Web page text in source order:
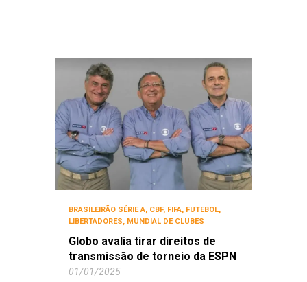
BRASILEIRÃO SÉRIE A, CBF, FIFA, FUTEBOL,
LIBERTADORES, MUNDIAL DE CLUBES
Globo avalia tirar direitos de
transmissão de torneio da ESPN
01/01/2025